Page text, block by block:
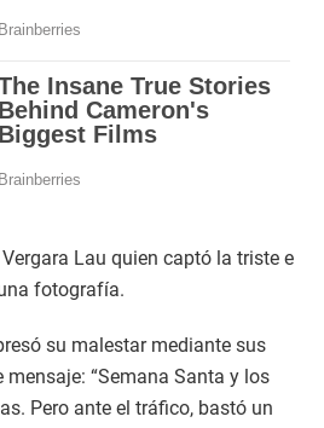
Lau quien captó la triste e
fotografía.
su malestar mediante sus
mensaje: “Semana Santa y los
Pero ante el tráfico, bastó un